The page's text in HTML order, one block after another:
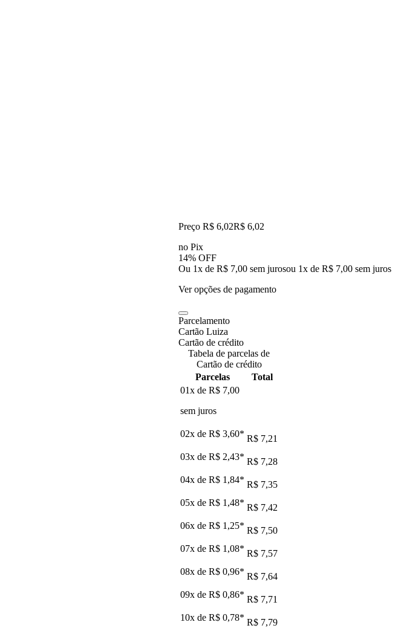
Preço R$ 6,02R$ 6,02
no Pix
14% OFF
Ou 1x de R$ 7,00 sem jurosou 1x de R$ 7,00 sem juros
Ver opções de pagamento
Parcelamento
Cartão Luiza
Cartão de crédito
Tabela de parcelas de
Cartão de crédito
Parcelas
Total
01x de R$ 7,00
sem juros
02x de R$ 3,60* R$ 7,21
03x de R$ 2,43* R$ 7,28
04x de R$ 1,84* R$ 7,35
05x de R$ 1,48* R$ 7,42
06x de R$ 1,25* R$ 7,50
07x de R$ 1,08* R$ 7,57
08x de R$ 0,96* R$ 7,64
09x de R$ 0,86* R$ 7,71
10x de R$ 0,78* R$ 7,79